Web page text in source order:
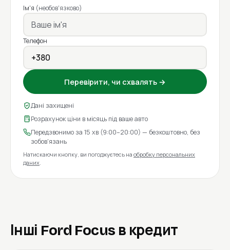
Ім'я (необов'язково)
Телефон
Перевірити, чи схвалять →
Дані захищені
Розрахунок ціни в місяць під ваше авто
Передзвонимо за 15 хв (9:00–20:00) — безкоштовно, без
зобов'язань
Натискаючи кнопку, ви погоджуєтесь на обробку персональних
даних.
Інші Ford Focus в кредит